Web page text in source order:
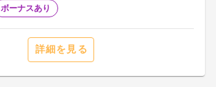
ボーナスあり
詳細を見る